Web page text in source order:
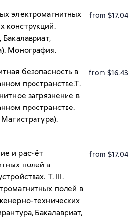
электромагнитных
конструкций.
Монография.
from $17.04
безопасность в
пространстве.Т.
загрязнение в
пространстве.
from $16.43
и расчёт
полей в
Т. III.
полей в
технических
Бакалавриат,
from $17.04